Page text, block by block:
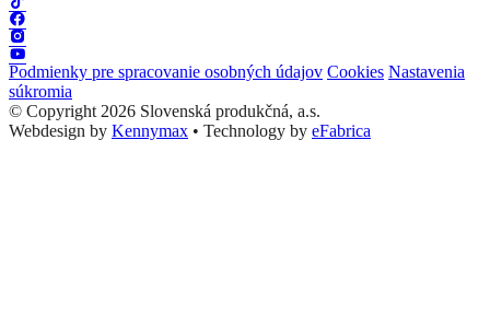
Podmienky pre spracovanie osobných údajov Cookies Nastavenia
súkromia
© Copyright 2026 Slovenská produkčná, a.s.
Webdesign by Kennymax • Technology by eFabrica